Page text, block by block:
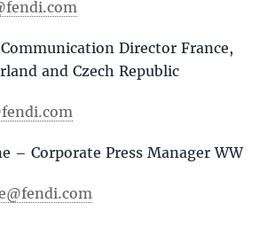
Director France,
and Czech Republic
– Corporate Press Manager WW